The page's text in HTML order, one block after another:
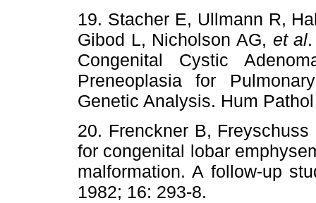
19. Stacher E, Ullmann R,
Gibod L, Nicholson AG, et al
Congenital Cystic
Preneoplasia for
Genetic Analysis. Hum
20. Frenckner B,
for congenital lobar
malformation. A follow-up
1982; 16: 293-8.